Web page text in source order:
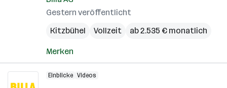
Gestern veröffentlicht
Kitzbühel
Vollzeit ab 2.535 € monatlich
Merken
Einblicke Videos